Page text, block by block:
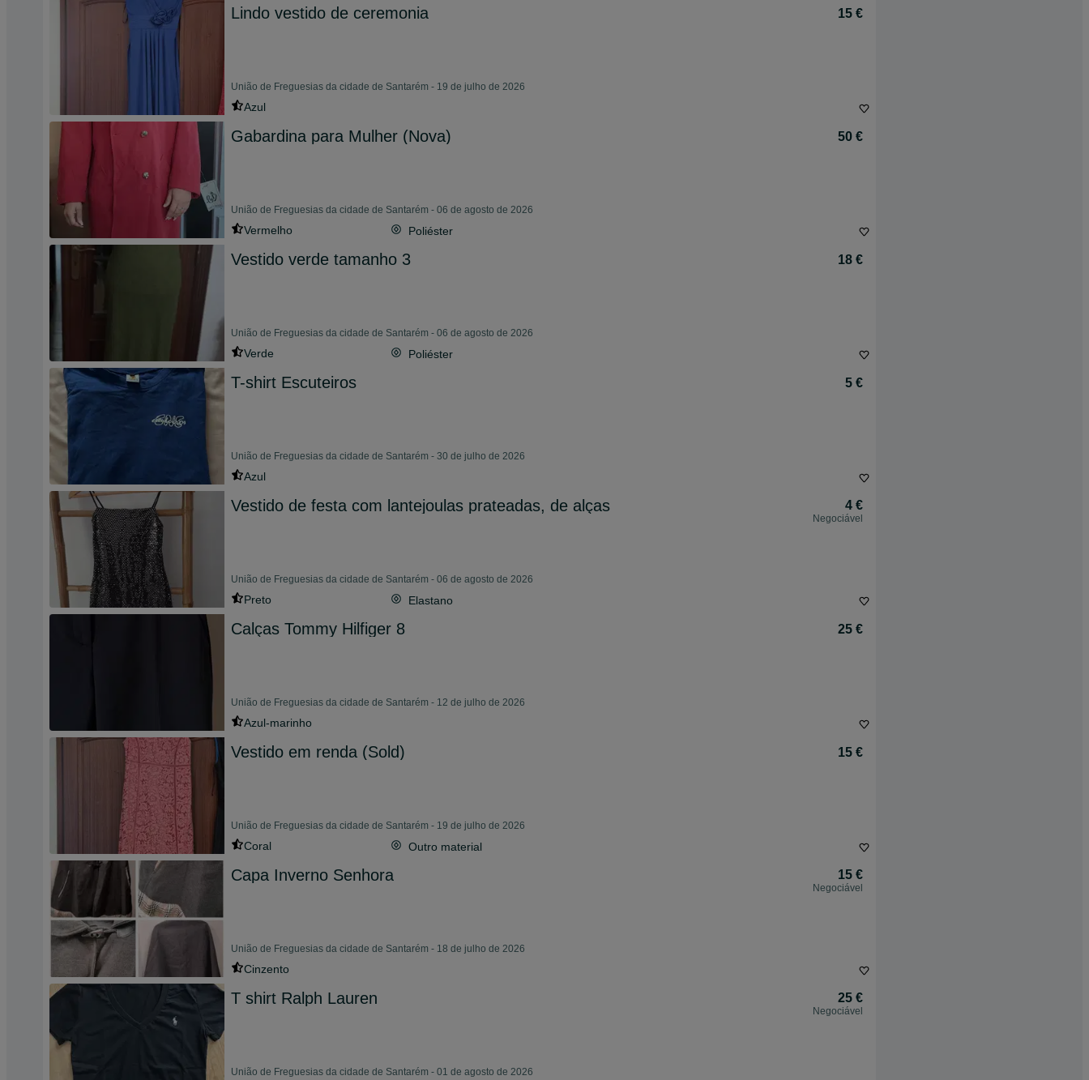
Lindo vestido de ceremonia 15 €
União de Freguesias da cidade de Santarém - 19 de julho de 2026
Azul
Gabardina para Mulher (Nova) 50 €
União de Freguesias da cidade de Santarém - 06 de agosto de 2026
Vermelho Poliéster
Vestido verde tamanho 3 18 €
União de Freguesias da cidade de Santarém - 06 de agosto de 2026
Verde Poliéster
T-shirt Escuteiros 5 €
União de Freguesias da cidade de Santarém - 30 de julho de 2026
Azul
Vestido de festa com lantejoulas prateadas, de alças 4 €
Negociável
União de Freguesias da cidade de Santarém - 06 de agosto de 2026
Preto Elastano
Calças Tommy Hilfiger 8 25 €
União de Freguesias da cidade de Santarém - 12 de julho de 2026
Azul-marinho
Vestido em renda (Sold) 15 €
União de Freguesias da cidade de Santarém - 19 de julho de 2026
Coral Outro material
Capa Inverno Senhora 15 €
Negociável
União de Freguesias da cidade de Santarém - 18 de julho de 2026
Cinzento
T shirt Ralph Lauren 25 €
Negociável
União de Freguesias da cidade de Santarém - 01 de agosto de 2026